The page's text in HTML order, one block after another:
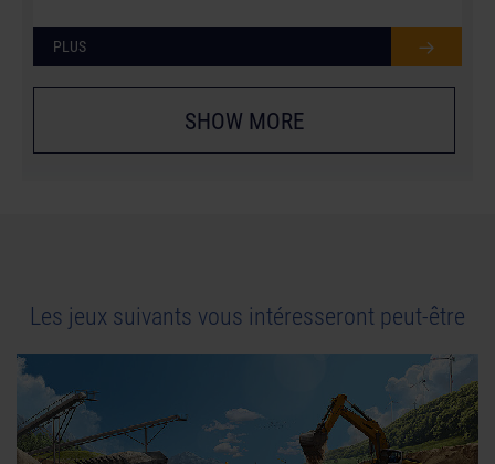
PLUS
SHOW MORE
Les jeux suivants vous intéresseront peut-être